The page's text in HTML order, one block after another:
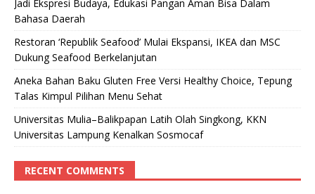
Jadi Ekspresi Budaya, Edukasi Pangan Aman Bisa Dalam
Bahasa Daerah
Restoran ‘Republik Seafood’ Mulai Ekspansi, IKEA dan MSC
Dukung Seafood Berkelanjutan
Aneka Bahan Baku Gluten Free Versi Healthy Choice, Tepung
Talas Kimpul Pilihan Menu Sehat
Universitas Mulia–Balikpapan Latih Olah Singkong, KKN
Universitas Lampung Kenalkan Sosmocaf
RECENT COMMENTS